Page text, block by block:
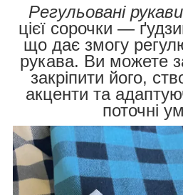
Регульовані
цієї сорочки —
що дає змогу
рукава. Ви можете
закріпити його,
акценти та
поточні